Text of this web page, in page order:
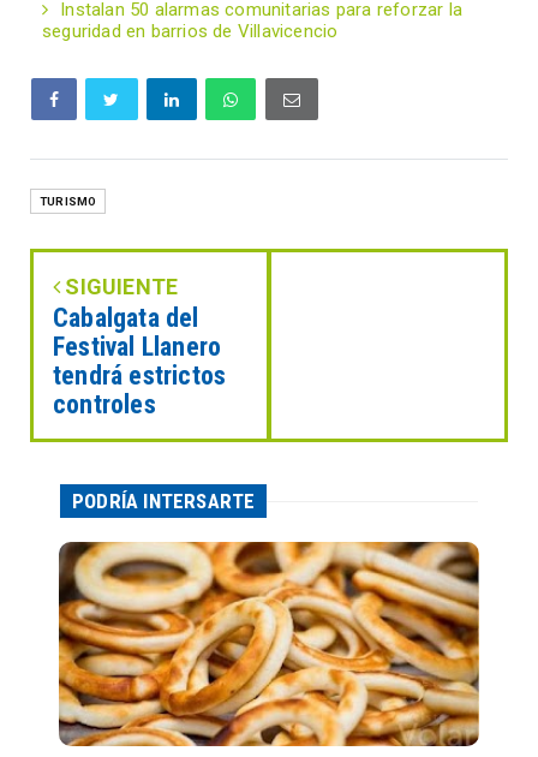
Instalan 50 alarmas comunitarias para reforzar la
seguridad en barrios de Villavicencio
TURISMO
SIGUIENTE
Cabalgata del
Festival Llanero
tendrá estrictos
controles
PODRÍA INTERSARTE